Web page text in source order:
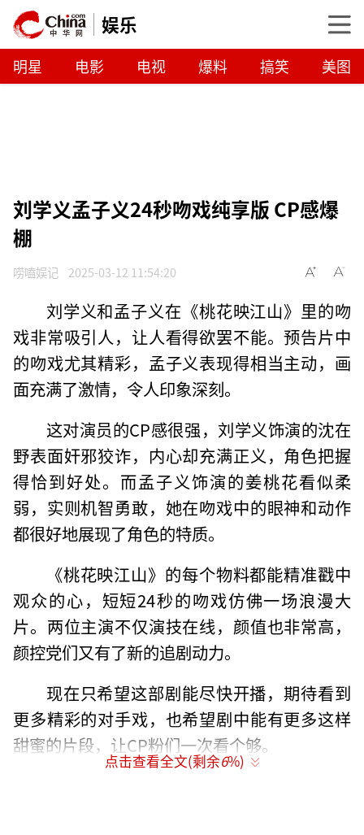
娱乐
明星 电影 电视 爆料 搞笑 美图
刘学义孟子义24秒吻戏纯享版 CP感爆
棚
唠嗑娱记 2025-03-12 11:54:20
刘学义和孟子义在《桃花映江山》里的吻
戏非常吸引人，让人看得欲罢不能。预告片中
的吻戏尤其精彩，孟子义表现得相当主动，画
面充满了激情，令人印象深刻。
这对演员的CP感很强，刘学义饰演的沈在
野表面奸邪狡诈，内心却充满正义，角色把握
得恰到好处。而孟子义饰演的姜桃花看似柔
弱，实则机智勇敢，她在吻戏中的眼神和动作
都很好地展现了角色的特质。
《桃花映江山》的每个物料都能精准戳中
观众的心，短短24秒的吻戏仿佛一场浪漫大
片。两位主演不仅演技在线，颜值也非常高，
颜控党们又有了新的追剧动力。
现在只希望这部剧能尽快开播，期待看到
更多精彩的对手戏，也希望剧中能有更多这样
甜蜜的片段，让CP粉们一次看个够。
点击查看全文(剩余6%)